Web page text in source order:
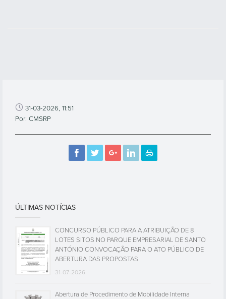
31-03-2026, 11:51
Por: CMSRP
ÚLTIMAS NOTÍCIAS
CONCURSO PÚBLICO PARA A ATRIBUIÇÃO DE 8
LOTES SITOS NO PARQUE EMPRESARIAL DE SANTO
ANTÓNIO CONVOCAÇÃO PARA O ATO PÚBLICO DE
ABERTURA DAS PROPOSTAS
31-07-2026
Abertura de Procedimento de Mobilidade Interna